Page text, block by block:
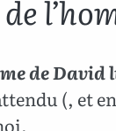
de David
(, et